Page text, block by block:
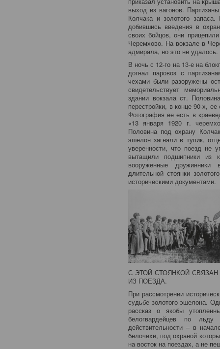
выход из вагонов.
Колчака и золотого
добившись введения в
своих бойцов, они
Черемхово. На вокзале в
адмирала, но это не удалось.
В ночь с 12-го на 13-е на
догнал паровоз с
чехами были разоружены
свидетельствует
здании вокзала ст.
перестройки, в конце 90-х,
Фотография ее есть в
«13 января 1920 г.
Половина под охрану
эшелон загнали в тупик,
уверенности, что поезд не
вытащили подшипники из
вооруженные дружинники
длительной стоянки
историческими документами.
С ЭТОЙ СТОЯНКОЙ
ИЗ ПОЕЗДА.
При рассмотрении
судьбе золотого эшелона.
рассказ о якобы
белогвардейцев по
действительности – в
белочехи, под охраной
на восток на поездах, а не